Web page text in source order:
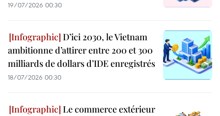
19/07/2026 00:30
D’ici 2030, le Vietnam
ambitionne d’attirer entre 200 et 300
milliards de dollars d’IDE enregistrés
18/07/2026 00:30
Le commerce extérieur